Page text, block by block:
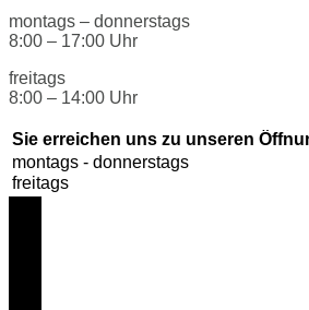
montags – donnerstags
8:00 – 17:00 Uhr
freitags
8:00 – 14:00 Uhr
Sie erreichen uns zu unseren
montags - donnerstags
freitags